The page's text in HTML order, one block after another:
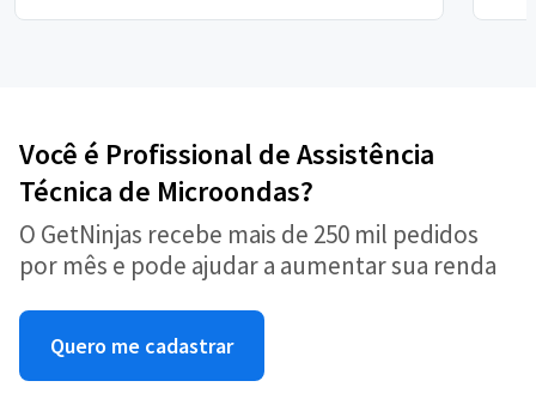
Você é Profissional de Assistência
Técnica de Microondas?
O GetNinjas recebe mais de 250 mil pedidos
por mês e pode ajudar a aumentar sua renda
Quero me cadastrar